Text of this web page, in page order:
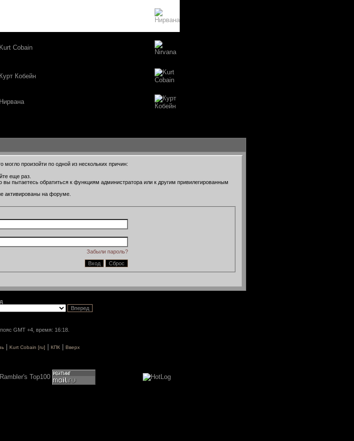
произойти по одной из нескольких причин:
еще раз.
пытаетесь обратиться к функциям администратора или к другим привилегированным
активированы на форуме.
Забыли пароль?
GMT +4, время: 16:18.
Kurt Cobain [ru] КПК Вверх